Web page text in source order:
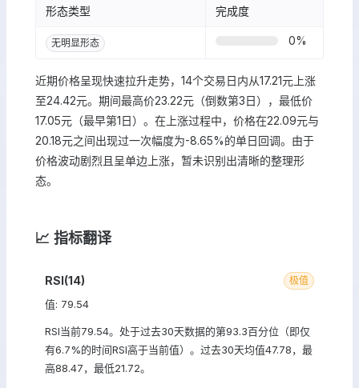
形态类型 完成度
无明显形态 0%
近期价格呈现快速拉升走势，14个交易日内从17.21元上涨
至24.42元。期间最高价23.22元（倒数第3日），最低价
17.05元（最早第1日）。在上涨过程中，价格在22.09元与
20.18元之间出现过一次幅度为-8.65%的单日回调。由于
价格波动剧烈且呈单边上涨，暂未识别出清晰的整理形
态。
📈 指标翻译
RSI(14) 极值
值: 79.54
RSI当前79.54。处于过去30天数据的第93.3百分位（即仅
有6.7%的时间RSI高于当前值）。过去30天均值47.78，最
高88.47，最低21.72。